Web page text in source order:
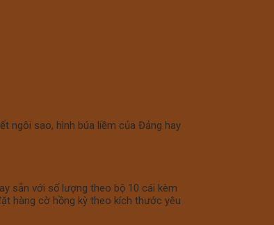
ngôi sao, hình búa liềm của Đảng hay
sẵn với số lượng theo bộ 10 cái kèm
hàng cờ hồng kỳ theo kích thước yêu